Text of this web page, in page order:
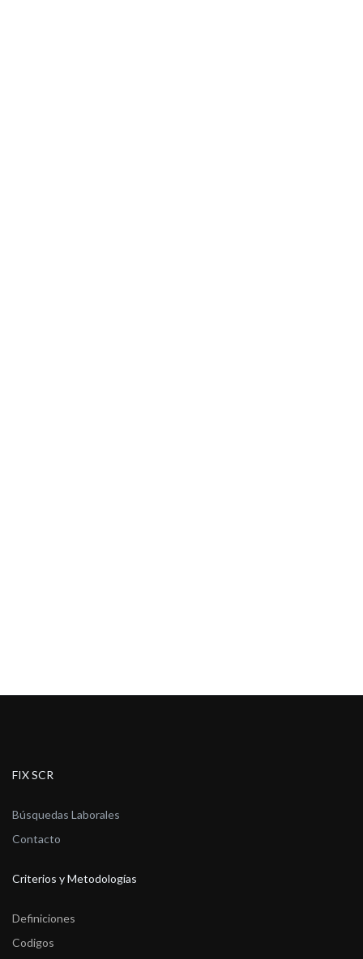
FIX SCR
Búsquedas Laborales
Contacto
Criterios y Metodologías
Definiciones
Codigos